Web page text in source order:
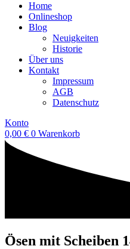
Home
Onlineshop
Blog
Neuigkeiten
Historie
Über uns
Kontakt
Impressum
AGB
Datenschutz
Konto
0,00 € 0 Warenkorb
Ösen mit Scheiben